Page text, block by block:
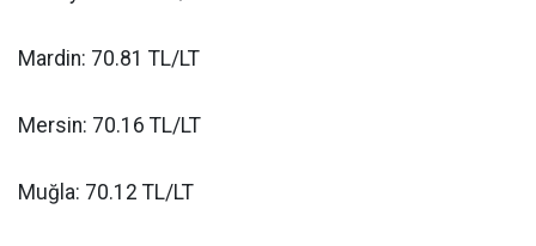
Mardin: 70.81 TL/LT
Mersin: 70.16 TL/LT
Muğla: 70.12 TL/LT